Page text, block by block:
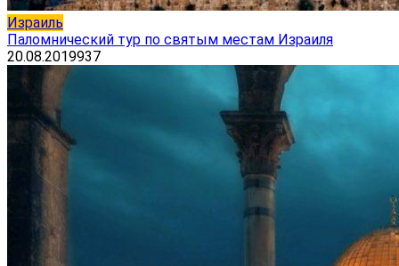
Израиль
Паломнический тур по святым местам Израиля
20.08.2019937